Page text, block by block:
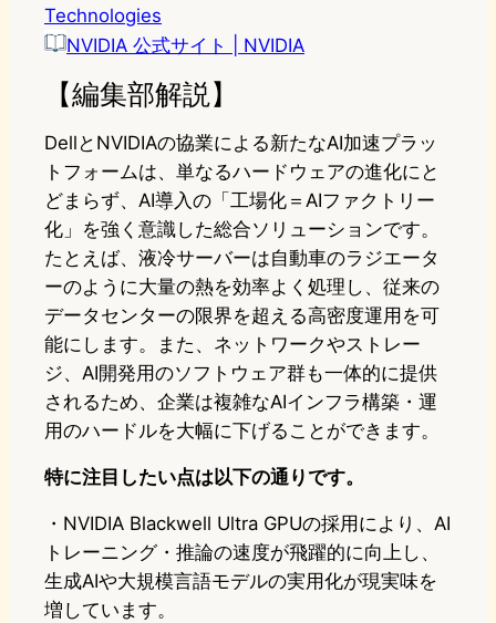
Technologies
NVIDIA 公式サイト | NVIDIA
【編集部解説】
DellとNVIDIAの協業による新たなAI加速プラッ
トフォームは、単なるハードウェアの進化にと
どまらず、AI導入の「工場化＝AIファクトリー
化」を強く意識した総合ソリューションです。
たとえば、液冷サーバーは自動車のラジエータ
ーのように大量の熱を効率よく処理し、従来の
データセンターの限界を超える高密度運用を可
能にします。また、ネットワークやストレー
ジ、AI開発用のソフトウェア群も一体的に提供
されるため、企業は複雑なAIインフラ構築・運
用のハードルを大幅に下げることができます。
特に注目したい点は以下の通りです。
・NVIDIA Blackwell Ultra GPUの採用により、AI
トレーニング・推論の速度が飛躍的に向上し、
生成AIや大規模言語モデルの実用化が現実味を
増しています。